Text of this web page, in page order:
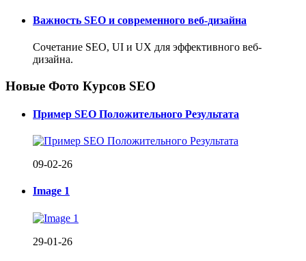
Важность SEO и современного веб-дизайна
Сочетание SEO, UI и UX для эффективного веб-
дизайна.
Новые Фото Курсов SEO
Пример SEO Положительного Результата
09-02-26
Image 1
29-01-26